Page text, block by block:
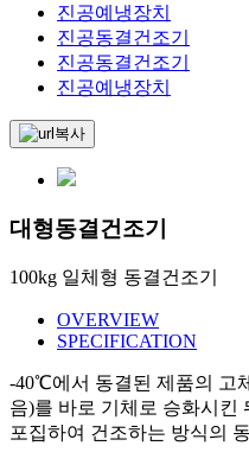
진공예냉장치
진공동결건조기
진공동결건조기
진공예냉장치
대형동결건조기
100kg 일체형 동결건조기
OVERVIEW
SPECIFICATION
-40℃에서 동결된 제품의 고
음)를 바로 기체로 승화시킨
포집하여 건조하는 방식의